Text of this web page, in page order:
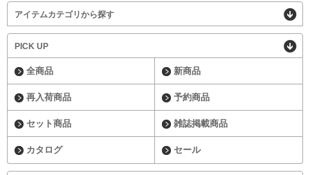
アイテムカテゴリから探す
PICK UP
全商品 新商品
再入荷商品 予約商品
セット商品 雑誌掲載商品
カタログ セール